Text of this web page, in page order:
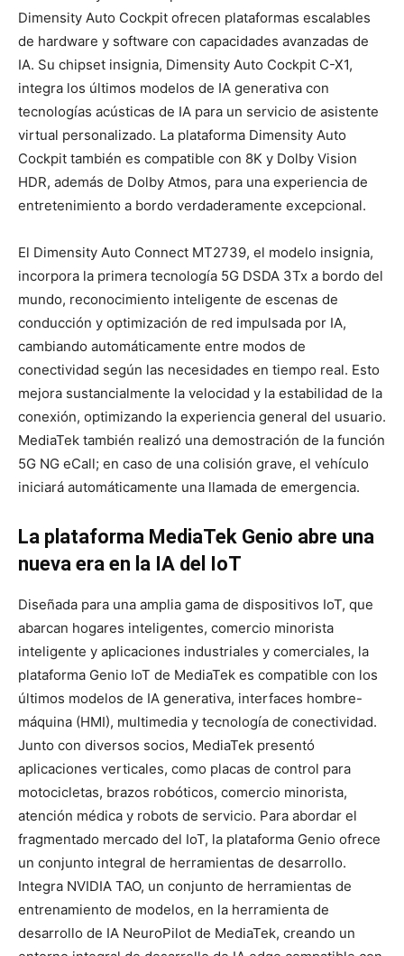
Dimensity Auto Cockpit ofrecen plataformas escalables
de hardware y software con capacidades avanzadas de
IA. Su chipset insignia, Dimensity Auto Cockpit C-X1,
integra los últimos modelos de IA generativa con
tecnologías acústicas de IA para un servicio de asistente
virtual personalizado. La plataforma Dimensity Auto
Cockpit también es compatible con 8K y Dolby Vision
HDR, además de Dolby Atmos, para una experiencia de
entretenimiento a bordo verdaderamente excepcional.
El Dimensity Auto Connect MT2739, el modelo insignia,
incorpora la primera tecnología 5G DSDA 3Tx a bordo del
mundo, reconocimiento inteligente de escenas de
conducción y optimización de red impulsada por IA,
cambiando automáticamente entre modos de
conectividad según las necesidades en tiempo real. Esto
mejora sustancialmente la velocidad y la estabilidad de la
conexión, optimizando la experiencia general del usuario.
MediaTek también realizó una demostración de la función
5G NG eCall; en caso de una colisión grave, el vehículo
iniciará automáticamente una llamada de emergencia.
La plataforma MediaTek Genio abre una
nueva era en la IA del IoT
Diseñada para una amplia gama de dispositivos IoT, que
abarcan hogares inteligentes, comercio minorista
inteligente y aplicaciones industriales y comerciales, la
plataforma Genio IoT de MediaTek es compatible con los
últimos modelos de IA generativa, interfaces hombre-
máquina (HMI), multimedia y tecnología de conectividad.
Junto con diversos socios, MediaTek presentó
aplicaciones verticales, como placas de control para
motocicletas, brazos robóticos, comercio minorista,
atención médica y robots de servicio. Para abordar el
fragmentado mercado del IoT, la plataforma Genio ofrece
un conjunto integral de herramientas de desarrollo.
Integra NVIDIA TAO, un conjunto de herramientas de
entrenamiento de modelos, en la herramienta de
desarrollo de IA NeuroPilot de MediaTek, creando un